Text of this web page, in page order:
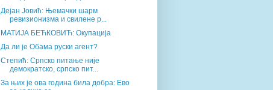
Дејан Јовић: Њемачки шарм
ревизионизма и свилене р...
МАТИЈА БЕЋКОВИЋ: Окупација
Да ли је Обама руски агент?
Степић: Српско питање није
демократско, српско пит...
За њих је ова година била добра: Ево